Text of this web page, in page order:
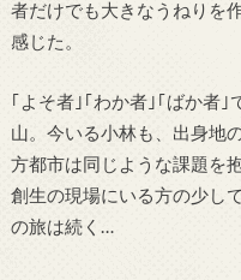
者だけでも大きなうねりを
感じた。
｢よそ者｣｢わか者｣｢ばか者｣
山。今いる小林も、出身地
方都市は同じような課題を
創生の現場にいる方の少し
の旅は続く…